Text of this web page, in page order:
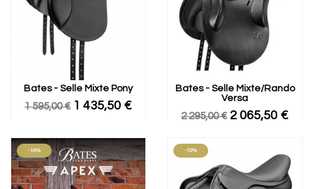
Bates - Selle Mixte Pony
1 595,00 € 1 435,50 €
Bates - Selle Mixte/rando
Versa
2 295,00 € 2 065,50 €
-10% -10%